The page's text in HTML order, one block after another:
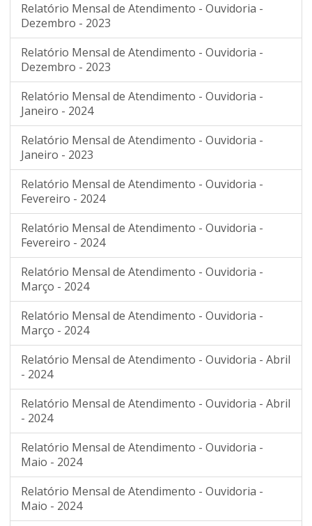
Relatório Mensal de Atendimento - Ouvidoria -
Dezembro - 2023
Relatório Mensal de Atendimento - Ouvidoria -
Dezembro - 2023
Relatório Mensal de Atendimento - Ouvidoria -
Janeiro - 2024
Relatório Mensal de Atendimento - Ouvidoria -
Janeiro - 2023
Relatório Mensal de Atendimento - Ouvidoria -
Fevereiro - 2024
Relatório Mensal de Atendimento - Ouvidoria -
Fevereiro - 2024
Relatório Mensal de Atendimento - Ouvidoria -
Março - 2024
Relatório Mensal de Atendimento - Ouvidoria -
Março - 2024
Relatório Mensal de Atendimento - Ouvidoria - Abril
- 2024
Relatório Mensal de Atendimento - Ouvidoria - Abril
- 2024
Relatório Mensal de Atendimento - Ouvidoria -
Maio - 2024
Relatório Mensal de Atendimento - Ouvidoria -
Maio - 2024